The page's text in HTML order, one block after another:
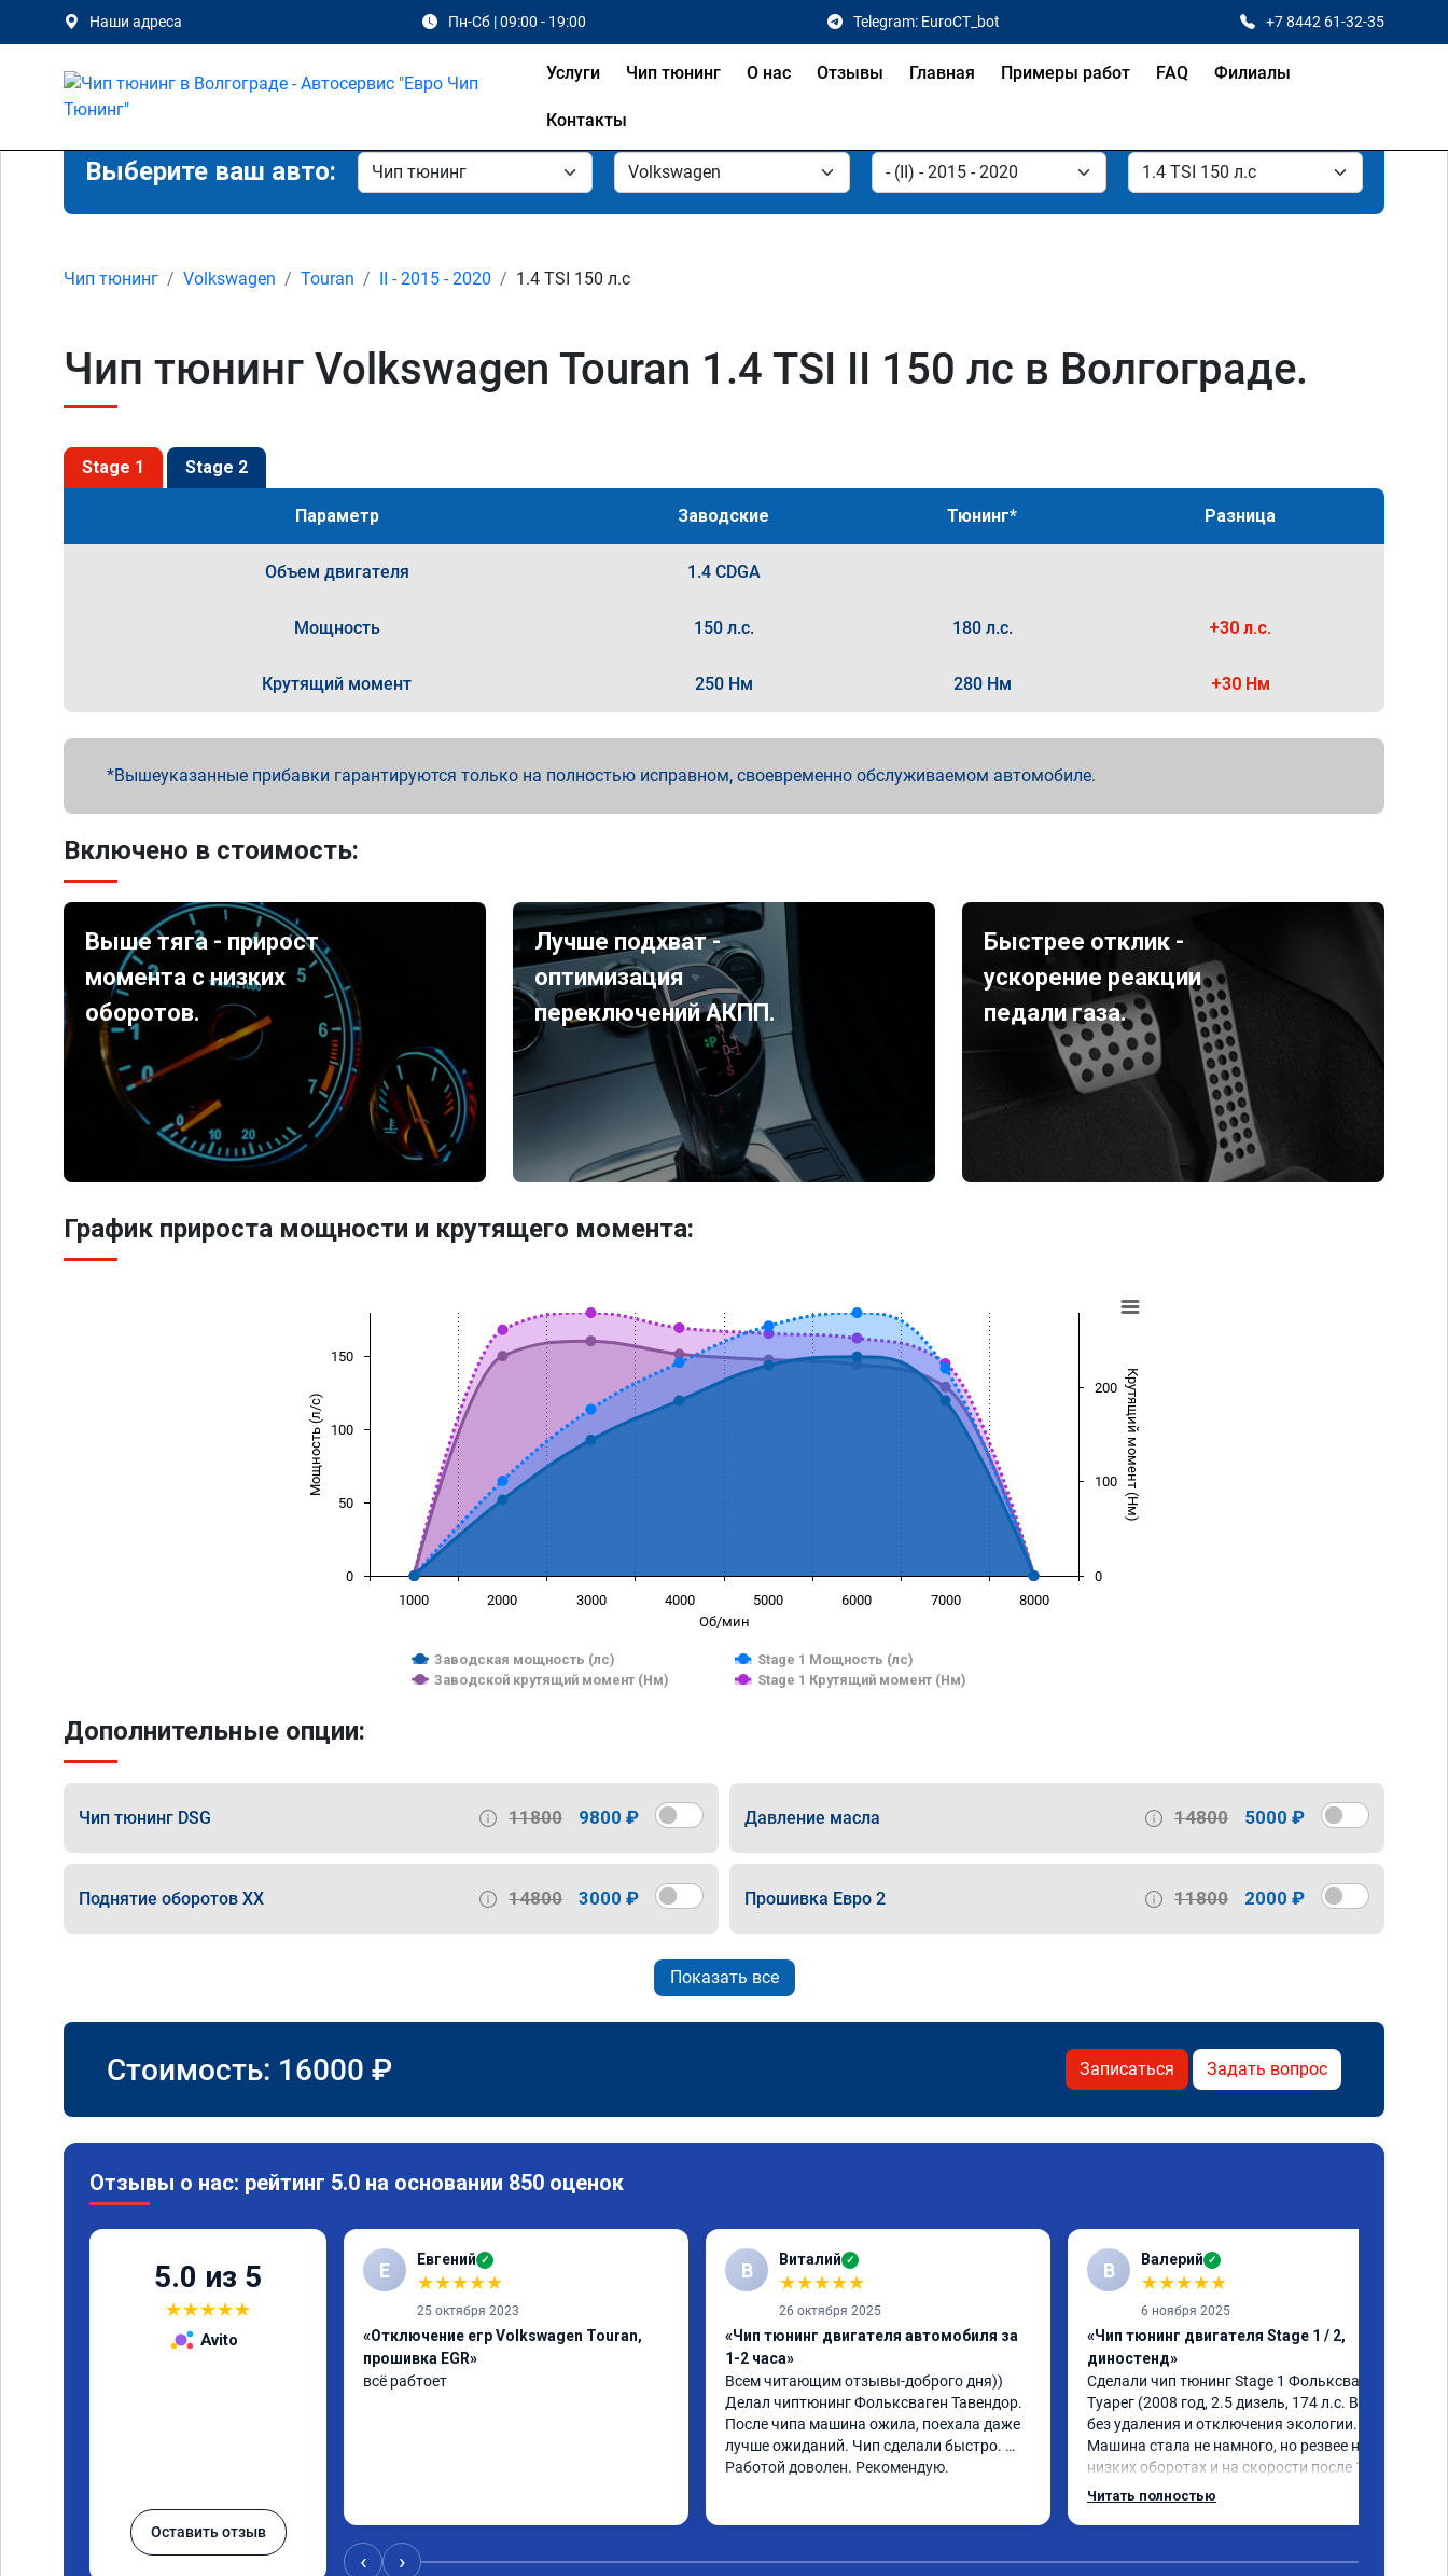
Наши адреса Пн-Сб | 09:00 - 19:00 Telegram: EuroCT_bot +7 8442 61-32-35
Услуги Чип тюнинг О нас Отзывы Главная Примеры работ FAQ Филиалы
Контакты
Выберите ваш авто:
Чип тюнинг Volkswagen Touran II - 2015 - 2020 1.4 TSI 150 л.с
Чип тюнинг Volkswagen Touran 1.4 TSI II 150 лс в Волгограде.
Stage 1 Stage 2
Параметр Заводские Тюнинг* Разница
Объем двигателя 1.4 CDGA
Мощность 150 л.с. 180 л.с. +30 л.с.
Крутящий момент 250 Нм 280 Нм +30 Нм
Вышеуказанные прибавки гарантируются только на полностью исправном, своевременно обслуживаемом автомобиле.
Включено в стоимость:
Выше тяга - прирост
момента с низких
оборотов.
Лучше подхват -
оптимизация
переключений АКПП.
Быстрее отклик -
ускорение реакции
педали газа.
График прироста мощности и крутящего момента:
Об/мин
Мощность (л/с) Крутящий момент (Нм)
Заводская мощность (лс)
Stage 1 Мощность (лс)
Заводской крутящий момент (Нм)
Stage 1 Крутящий момент (Нм)
1000 2000 3000 4000 5000 6000 7000 8000
0
50
100
150
0
100
200
Дополнительные опции:
Чип тюнинг DSG 11800 9800 ₽ Давление масла 14800 5000 ₽
Поднятие оборотов ХХ 14800 3000 ₽ Прошивка Евро 2 11800 2000 ₽
Показать все
Стоимость: 16000 ₽ Записаться Задать вопрос
Отзывы о нас: рейтинг 5.0 на основании 850 оценок
5.0 из 5
★★★★★
Avito
Оставить отзыв
Е Евгений ✓
★★★★★
25 октября 2023
«Отключение егр Volkswagen Touran,
прошивка EGR»
всё рабтоет
В Виталий ✓
★★★★★
26 октября 2025
«Чип тюнинг двигателя автомобиля за
1-2 часа»
Всем читающим отзывы-доброго дня))
Делал чиптюнинг Фольксваген Тавендор.
После чипа машина ожила, поехала даже
лучше ожиданий. Чип сделали быстро.
Работой доволен. Рекомендую.
В Валерий ✓
★★★★★
6 ноября 2025
«Чип тюнинг двигателя Stage 1 / 2,
диностенд»
Сделали чип тюнинг Stage 1 Фольксваген
Туарег (2008 год, 2.5 дизель, 174 л.с. BPE),
без удаления и отключения экологии.
Машина стала не намного, но резвее на
низких оборотах и на скорости после 100
км/ч при обгонах.
Читать полностью
‹ ›